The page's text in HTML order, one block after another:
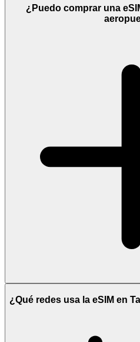
¿Puedo comprar una
¿Qué redes usa la eSIM en